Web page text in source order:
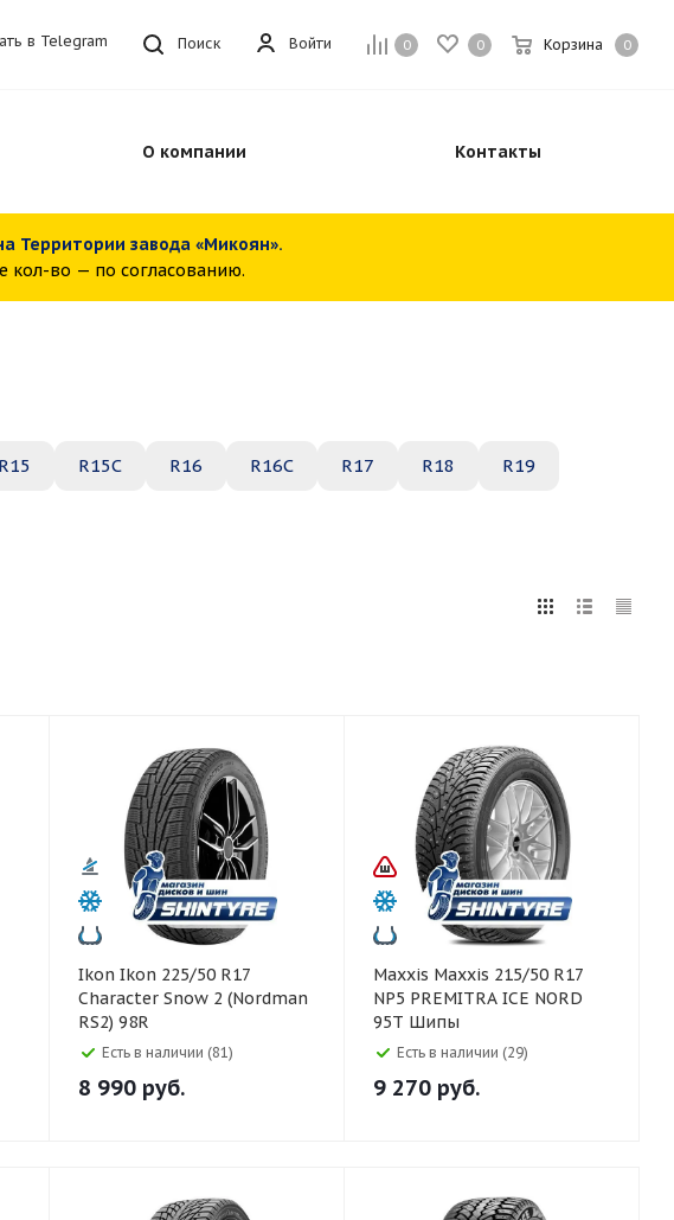
0 0 Корзина 0
Войти
Поиск
в Telegram
О компании Контакты
Территории завода «Микоян».
кол-во — по согласованию.
R15 R15C R16 R16C R17 R18 R19
Ikon Ikon 225/50 R17
Character Snow 2 (Nordman
RS2) 98R
Есть в наличии (81)
8 990 руб.
Maxxis Maxxis 215/50 R17
NP5 PREMITRA ICE NORD
95T Шипы
Есть в наличии (29)
9 270 руб.